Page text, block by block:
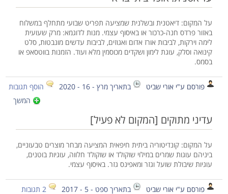
על המקום: דיאטנית ובשלנית שמציעה תפריט שבועי מתחלף במשלוח
באזור פרדס חנה-כרכור או באיסוף עצמי. מנות לדוגמא: מרק שעועית
לימה וירקות, לביבות אורז אדום ואגוזים, לביבות עדשים מונבטות, סלט
קינואה וסלק, עוגת לימון ושקדים מכוסמין מלא ועוד. הזמנות בווטסאפ או
בסמס.
פורסם ע"י אורי שביט בתאריך מרץ - 16 - 2020
הוסף תגובות
המשך
עדיני מתוקים [המקום לא פעיל]
על המקום: קונדיטוריה ביתית חיפאית המציעה מבחר מוצרים טבעוניים,
ביניהם עוגות שמרים במילוי שוקולד או שוקולד חלווה, עוגיות בוטנים,
עוגיות שיבולת שועל וגזר ומאפינס גזר. באיסוף עצמי.
פורסם ע"י אורי שביט בתאריך ספט - 5 - 2017
2 תגובות